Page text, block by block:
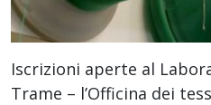
Iscrizioni aperte al
Trame – l’Officina dei